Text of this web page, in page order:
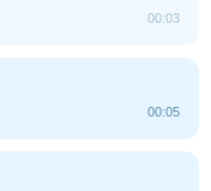
00:03
00:05